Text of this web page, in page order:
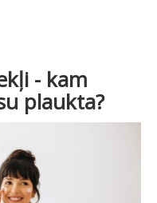
- kam
plaukta?